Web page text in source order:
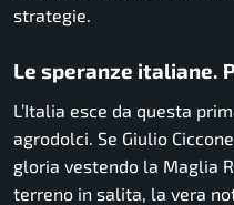
strategie.
Le speranze italiane.
L’Italia esce da questa
agrodolci. Se Giulio
gloria vestendo la Maglia
terreno in salita, la vera